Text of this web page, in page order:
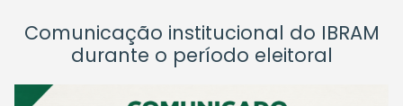
Comunicação institucional do IBRAM
durante o período eleitoral